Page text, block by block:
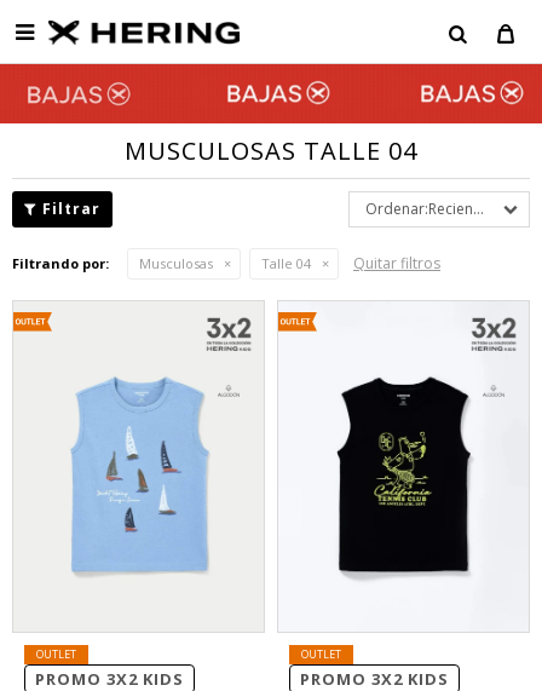

MUSCULOSAS TALLE 04
Recientes
Filtrando por: Musculosas Talle 04 Quitar filtros
PROMO 3X2 KIDS PROMO 3X2 KIDS